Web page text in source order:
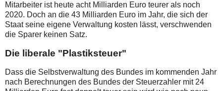
Mitarbeiter ist heute acht Milliarden Euro teurer als noch
2020. Doch an die 43 Milliarden Euro im Jahr, die sich der
Staat seine eigene Verwaltung kosten lässt, verschwenden
die Sparer keinen Satz.
Die liberale "Plastiksteuer"
Dass die Selbstverwaltung des Bundes im kommenden Jahr
nach Berechnungen des Bundes der Steuerzahler mit 24